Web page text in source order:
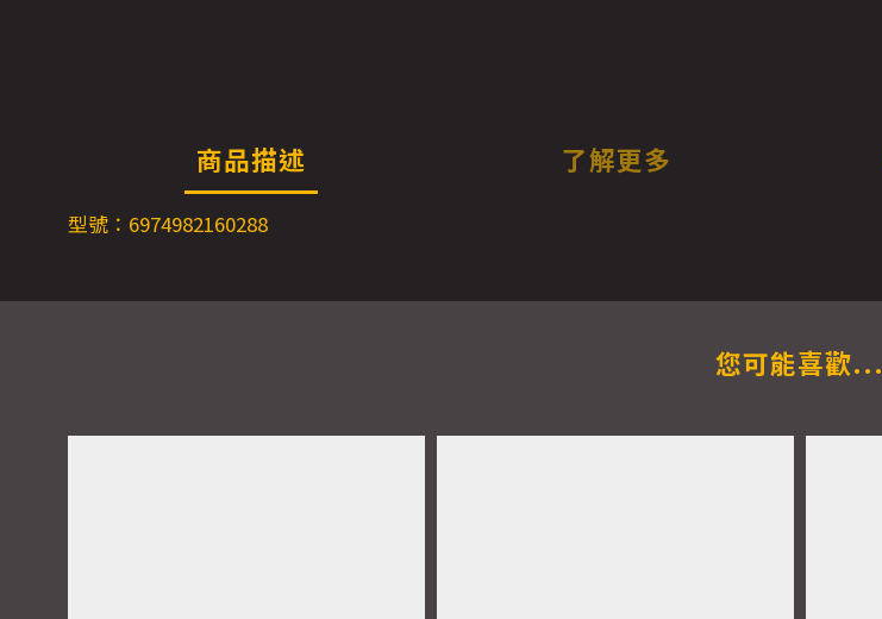
商品描述 了解更多
型號：6974982160288
您可能喜歡...